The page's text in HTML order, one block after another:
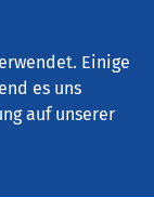
Einige
es uns
auf unserer